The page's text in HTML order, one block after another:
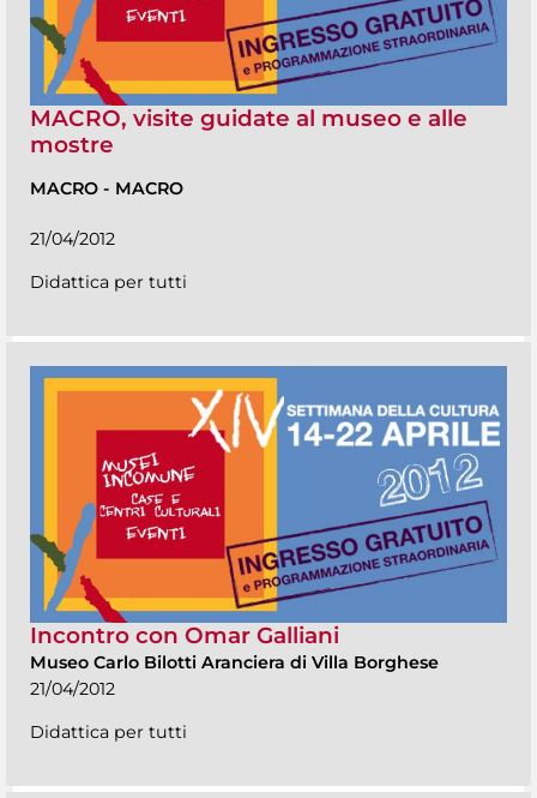
MACRO, visite guidate al museo e alle
mostre
MACRO - MACRO
21/04/2012
Didattica per tutti
Incontro con Omar Galliani
Museo Carlo Bilotti Aranciera di Villa Borghese
21/04/2012
Didattica per tutti